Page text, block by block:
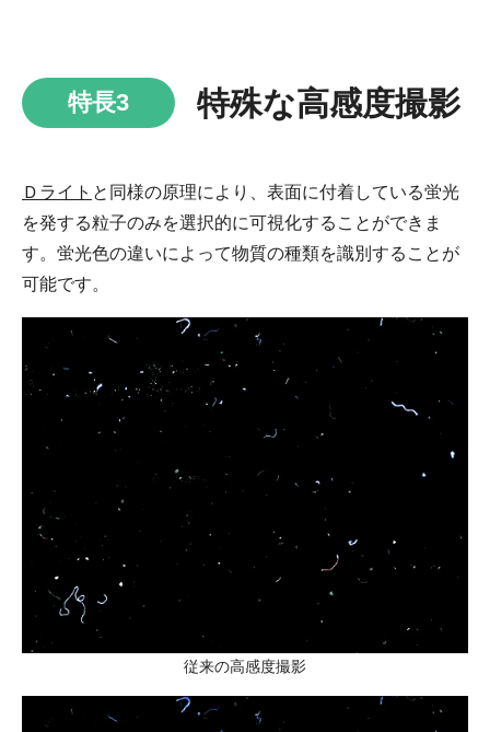
特長3 特殊な高感度撮影
Ｄライト と同様の原理により、表面に付着している蛍光
を発する粒子のみを選択的に可視化することができま
す。蛍光色の違いによって物質の種類を識別することが
可能です。
従来の高感度撮影